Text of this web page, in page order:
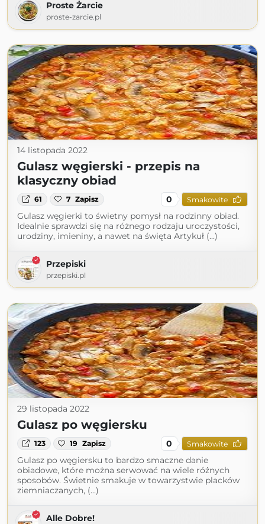
Proste Żarcie
proste-zarcie.pl
14 listopada 2022
Gulasz węgierski - przepis na
klasyczny obiad
61 7 Zapisz 0 Smakowite
Gulasz węgierki to świetny pomysł na rodzinny obiad.
Idealnie sprawdzi się na różnego rodzaju uroczystości,
urodziny, imieniny, a nawet na święta Artykuł (...)
Przepiski
przepiski.pl
29 listopada 2022
Gulasz po węgiersku
123 19 Zapisz 0 Smakowite
Gulasz po węgiersku to bardzo smaczne danie
obiadowe, które można serwować na wiele różnych
sposobów. Świetnie smakuje w towarzystwie placków
ziemniaczanych, (...)
Alle Dobre!